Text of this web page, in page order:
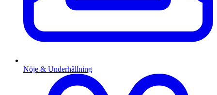
Nöje & Underhållning